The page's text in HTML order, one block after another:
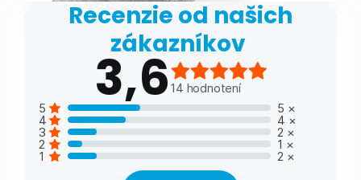
Recenzie od našich
zákazníkov
3,6 14 hodnotení
5
5 ×
4 4 ×
3 2 ×
2 1 ×
1 2 ×